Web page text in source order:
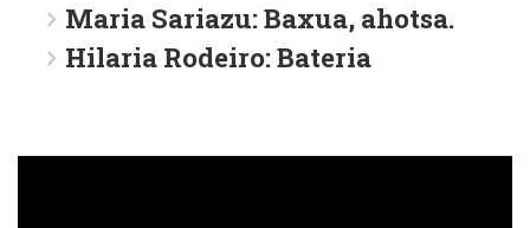
Maria Sariazu: Baxua, ahotsa.
Hilaria Rodeiro: Bateria